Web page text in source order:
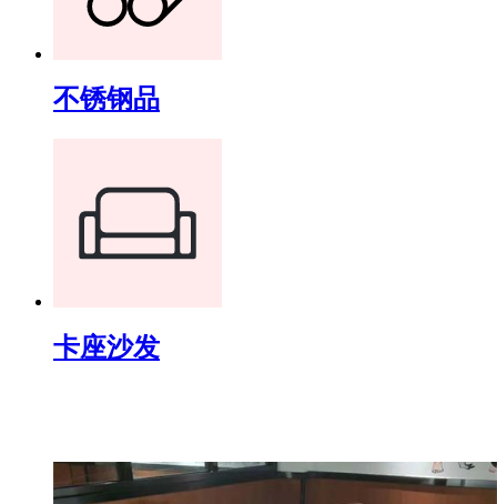
不锈钢品
卡座沙发